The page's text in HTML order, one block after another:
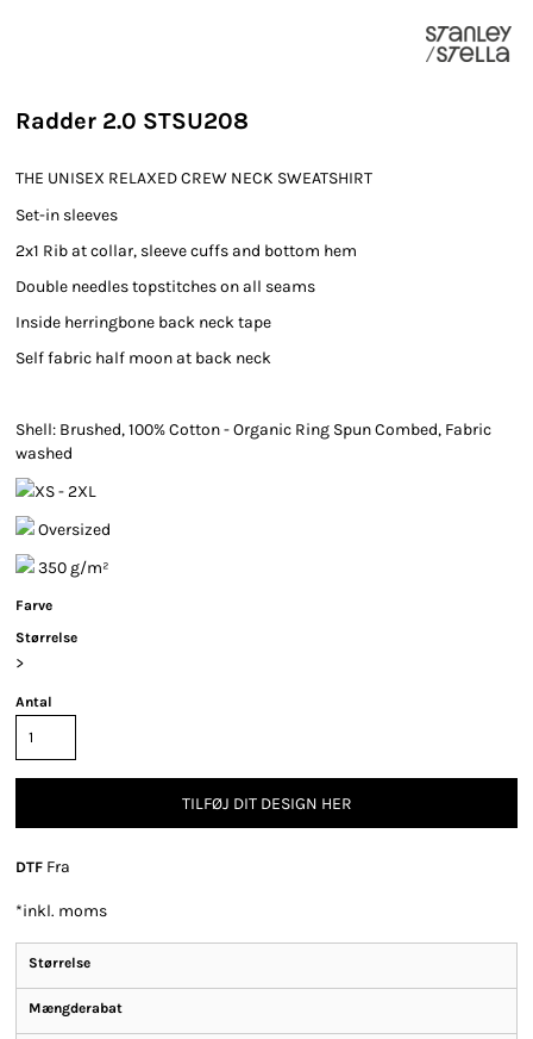
Radder 2.0 STSU208
THE UNISEX RELAXED CREW NECK SWEATSHIRT
Set-in sleeves
2x1 Rib at collar, sleeve cuffs and bottom hem
Double needles topstitches on all seams
Inside herringbone back neck tape
Self fabric half moon at back neck
Shell: Brushed, 100% Cotton - Organic Ring Spun Combed, Fabric
washed
XS - 2XL
Oversized
350 g/m²
Farve
Størrelse
>
Antal
TILFØJ DIT DESIGN HER
DTF Fra
*inkl. moms
Størrelse
Mængderabat